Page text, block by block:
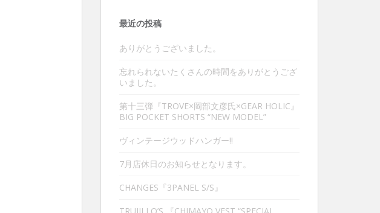
最近の投稿
ありがとうございました。
忘れられないたくさんの時間をありがとうござ
いました。
第十三弾『TROVE×岡部文彦氏×GEAR HOLIC』
BIG POCKET SHORTS “NEW MODEL”
ヴィンテージウッドハンガー‼︎
7月店休日のお知らせとなります。
CHANGES『3PANEL S/S』